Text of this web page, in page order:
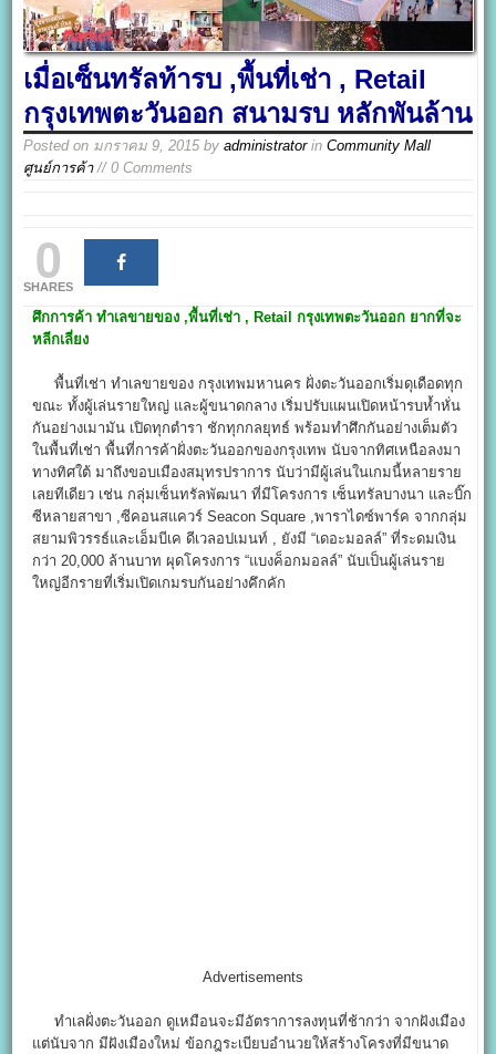
เมื่อเซ็นทรัลท้ารบ ,พื้นที่เช่า , Retail
กรุงเทพตะวันออก สนามรบ หลักพันล้าน
Posted on มกราคม 9, 2015 byadministratorinCommunity Mall
ศูนย์การค้า// 0 Comments
0
SHARES
ศึกการค้า ทำเลขายของ ,พื้นที่เช่า , Retail กรุงเทพตะวันออก ยากที่จะ
หลีกเลี่ยง
พื้นที่เช่า ทำเลขายของ กรุงเทพมหานคร ฝั่งตะวันออกเริ่มดุเดือดทุก
ขณะ ทั้งผู้เล่นรายใหญ่ และผู้ขนาดกลาง เริ่มปรับแผนเปิดหน้ารบห้ำหั่น
กันอย่างเมามัน เปิดทุกตำรา ชักทุกกลยุทธ์ พร้อมทำศึกกันอย่างเต็มตัว
ในพื้นที่เช่า พื้นที่การค้าฝั่งตะวันออกของกรุงเทพ นับจากทิศเหนือลงมา
ทางทิศใต้ มาถึงขอบเมืองสมุทรปราการ นับว่ามีผู้เล่นในเกมนี้หลายราย
เลยทีเดียว เช่น กลุ่มเซ็นทรัลพัฒนา ที่มีโครงการ เซ็นทรัลบางนา และบิ๊ก
ซีหลายสาขา ,ซีคอนสแควร์ Seacon Square ,พาราไดซ์พาร์ค จากกลุ่ม
สยามพิวรรธ์และเอ็มบีเค ดีเวลอปเมนท์ , ยังมี “เดอะมอลล์” ที่ระดมเงิน
กว่า 20,000 ล้านบาท ผุดโครงการ “แบงค็อกมอลล์” นับเป็นผู้เล่นราย
ใหญ่อีกรายที่เริ่มเปิดเกมรบกันอย่างคึกคัก
Advertisements
ทำเลฝั่งตะวันออก ดูเหมือนจะมีอัตราการลงทุนที่ช้ากว่า จากฝังเมือง
แต่นับจาก มีฝังเมืองใหม่ ข้อกฎระเบียบอำนวยให้สร้างโครงที่มีขนาด